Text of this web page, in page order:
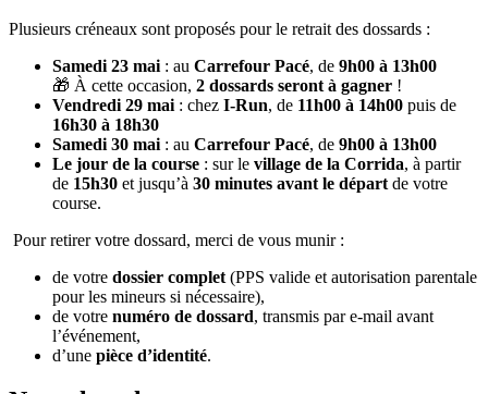
Plusieurs créneaux sont proposés pour le retrait des dossards :
Samedi 23 mai : au Carrefour Pacé, de 9h00 à 13h00
🎁 À cette occasion, 2 dossards seront à gagner !
Vendredi 29 mai : chez I-Run, de 11h00 à 14h00 puis de
16h30 à 18h30
Samedi 30 mai : au Carrefour Pacé, de 9h00 à 13h00
Le jour de la course : sur le village de la Corrida, à partir
de 15h30 et jusqu’à 30 minutes avant le départ de votre
course.
Pour retirer votre dossard, merci de vous munir :
de votre dossier complet (PPS valide et autorisation parentale
pour les mineurs si nécessaire),
de votre numéro de dossard, transmis par e-mail avant
l’événement,
d’une pièce d’identité.